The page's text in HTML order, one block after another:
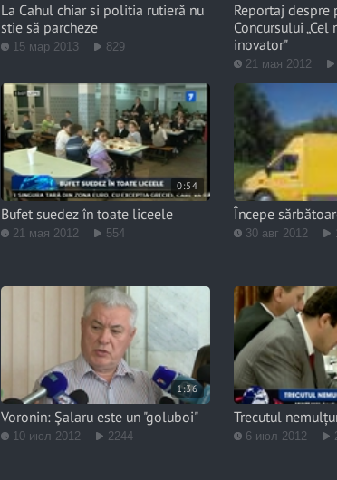
La Cahul chiar si politia rutieră nu
stie să parcheze
15 мар 2013 829
Reportaj despre
Concursului
inovator"
21 мая 2012
0:54
Bufet suedez în toate liceele
21 мая 2012 554
Începe
30 авг 2012
1:36
Voronin: Şalaru este un "goluboi"
10 июл 2012 2244
Trecutul
6 июл 2012